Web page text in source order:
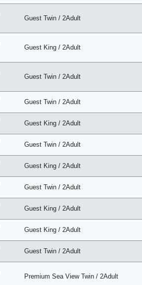
Guest Twin / 2Adult
Guest King / 2Adult
Guest Twin / 2Adult
Guest Twin / 2Adult
Guest King / 2Adult
Guest Twin / 2Adult
Guest King / 2Adult
Guest Twin / 2Adult
Guest King / 2Adult
Guest King / 2Adult
Guest Twin / 2Adult
Premium Sea View Twin / 2Adult